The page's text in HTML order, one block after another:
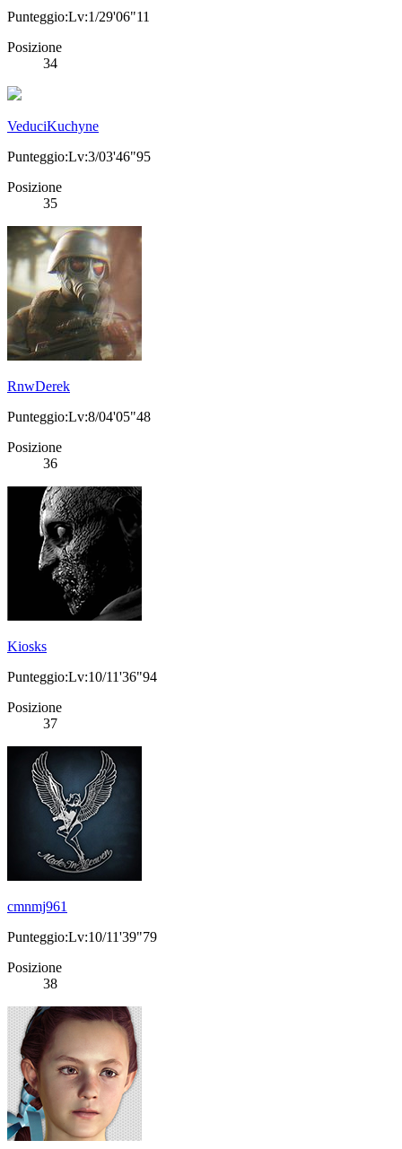
Punteggio:Lv:1/29'06"11
Posizione
34
VeduciKuchyne
Punteggio:Lv:3/03'46"95
Posizione
35
RnwDerek
Punteggio:Lv:8/04'05"48
Posizione
36
Kiosks
Punteggio:Lv:10/11'36"94
Posizione
37
cmnmj961
Punteggio:Lv:10/11'39"79
Posizione
38